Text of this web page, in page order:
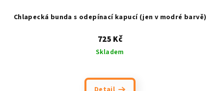
Chlapecká bunda s odepínací kapucí (jen v modré barvě)
725 Kč
Skladem